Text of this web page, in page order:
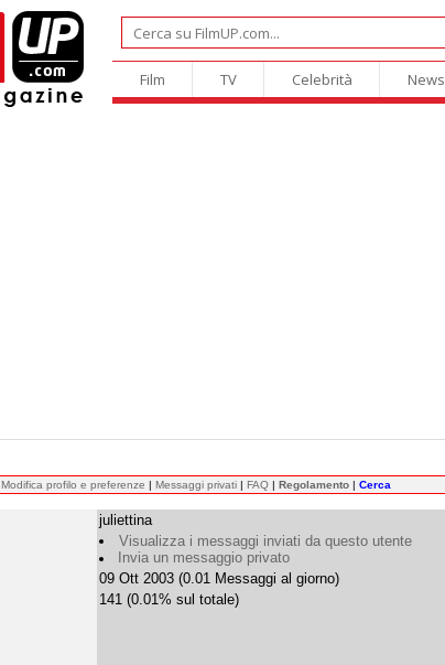
Film TV Celebrità News
Modifica profilo e preferenze | Messaggi privati | FAQ | Regolamento | Cerca
juliettina
Visualizza i messaggi inviati da questo utente
Invia un messaggio privato
09 Ott 2003 (0.01 Messaggi al giorno)
141 (0.01% sul totale)